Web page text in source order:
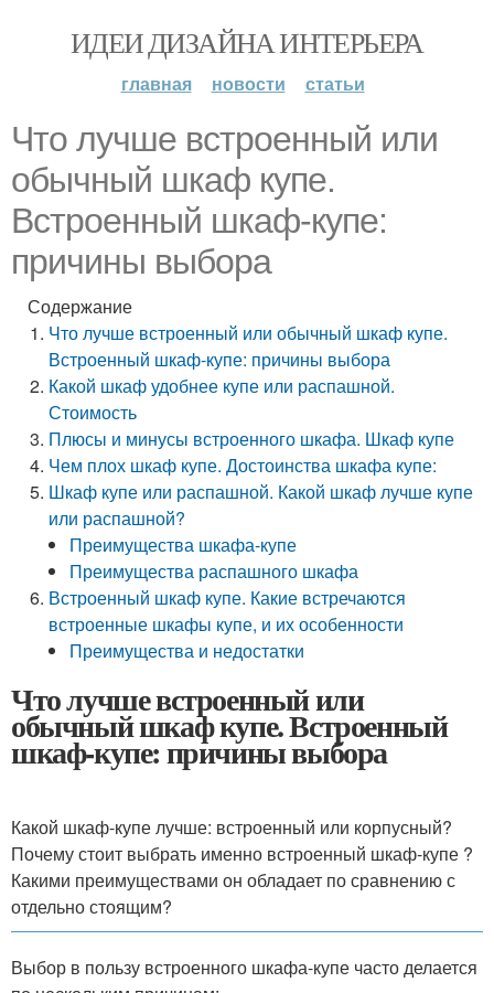
ИДЕИ ДИЗАЙНА ИНТЕРЬЕРА
главная новости статьи
Что лучше встроенный или
обычный шкаф купе.
Встроенный шкаф-купе:
причины выбора
Содержание
Что лучше встроенный или обычный шкаф купе.
Встроенный шкаф-купе: причины выбора
Какой шкаф удобнее купе или распашной.
Стоимость
Плюсы и минусы встроенного шкафа. Шкаф купе
Чем плох шкаф купе. Достоинства шкафа купе:
Шкаф купе или распашной. Какой шкаф лучше купе
или распашной?
Преимущества шкафа-купе
Преимущества распашного шкафа
Встроенный шкаф купе. Какие встречаются
встроенные шкафы купе, и их особенности
Преимущества и недостатки
Что лучше встроенный или
обычный шкаф купе. Встроенный
шкаф-купе: причины выбора
Какой шкаф-купе лучше: встроенный или корпусный?
Почему стоит выбрать именно встроенный шкаф-купе ?
Какими преимуществами он обладает по сравнению с
отдельно стоящим?
Выбор в пользу встроенного шкафа-купе часто делается